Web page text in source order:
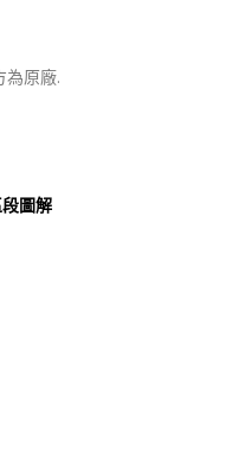
為原廠.
圖解